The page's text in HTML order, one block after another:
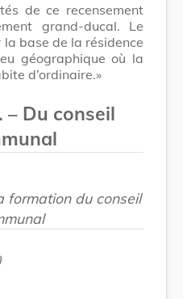
de ce recensement
grand-ducal. Le
base de la résidence
géographique où la
d’ordinaire.»
– Du conseil
formation du conseil
)